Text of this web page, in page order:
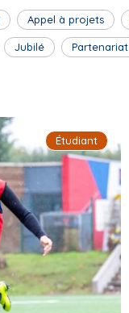
Appel à projets
Jubilé Partenariat
Étudiant